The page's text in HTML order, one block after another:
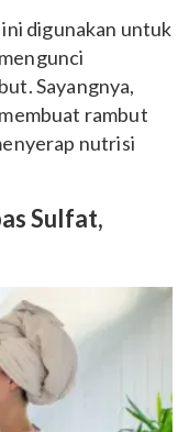
digunakan untuk
Sayangnya,
rambut
nutrisi
Sulfat,